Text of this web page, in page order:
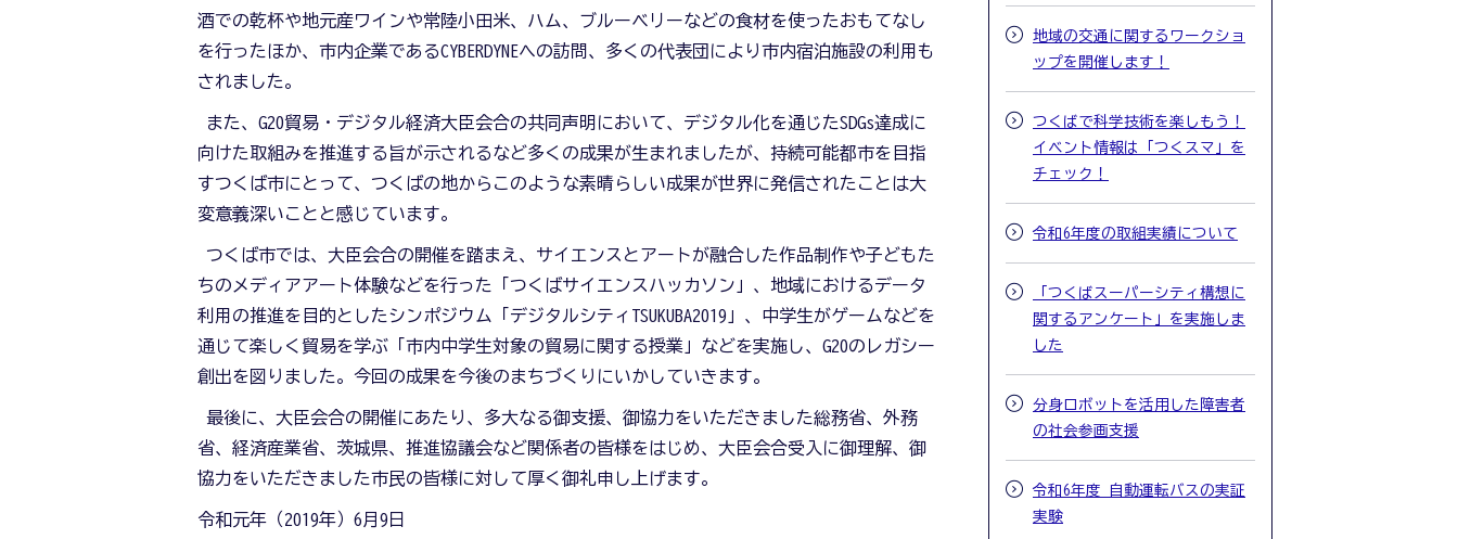
酒での乾杯や地元産ワインや常陸小田米、ハム、ブルーベリーなどの食材を使ったおもてなし
を行ったほか、市内企業であるCYBERDYNEへの訪問、多くの代表団により市内宿泊施設の利用も
されました。
また、G20貿易・デジタル経済大臣会合の共同声明において、デジタル化を通じたSDGs達成に
向けた取組みを推進する旨が示されるなど多くの成果が生まれましたが、持続可能都市を目指
すつくば市にとって、つくばの地からこのような素晴らしい成果が世界に発信されたことは大
変意義深いことと感じています。
つくば市では、大臣会合の開催を踏まえ、サイエンスとアートが融合した作品制作や子どもた
ちのメディアアート体験などを行った「つくばサイエンスハッカソン」、地域におけるデータ
利用の推進を目的としたシンポジウム「デジタルシティTSUKUBA2019」、中学生がゲームなどを
通じて楽しく貿易を学ぶ「市内中学生対象の貿易に関する授業」などを実施し、G20のレガシー
創出を図りました。今回の成果を今後のまちづくりにいかしていきます。
最後に、大臣会合の開催にあたり、多大なる御支援、御協力をいただきました総務省、外務
省、経済産業省、茨城県、推進協議会など関係者の皆様をはじめ、大臣会合受入に御理解、御
協力をいただきました市民の皆様に対して厚く御礼申し上げます。
令和元年（2019年）6月9日
地域の交通に関するワークショ
ップを開催します！
つくばで科学技術を楽しもう！
イベント情報は「つくスマ」を
チェック！
令和6年度の取組実績について
「つくばスーパーシティ構想に
関するアンケート」を実施しま
した
分身ロボットを活用した障害者
の社会参画支援
令和6年度 自動運転バスの実証
実験